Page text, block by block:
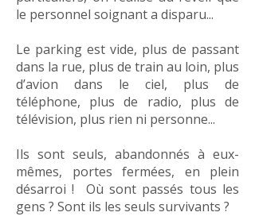
le personnel soignant a disparu...
Le parking est vide, plus de passant
dans la rue, plus de train au loin, plus
d’avion dans le ciel, plus de
téléphone, plus de radio, plus de
télévision, plus rien ni personne...
Ils sont seuls, abandonnés à eux-
mêmes, portes fermées, en plein
désarroi ! Où sont passés tous les
gens ? Sont ils les seuls survivants ?